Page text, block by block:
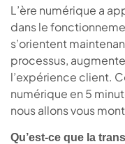
L’ère numérique a
dans le
s’orientent
processus,
l’expérience client.
numérique en 5
nous allons vous
Qu’est-ce que la